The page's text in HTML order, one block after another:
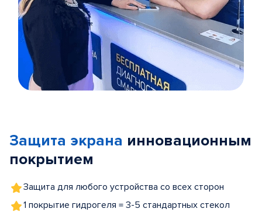
5
Защита экрана инновационным
покрытием
Защита для любого устройства со всех сторон
1 покрытие гидрогеля = 3-5 стандартных стекол